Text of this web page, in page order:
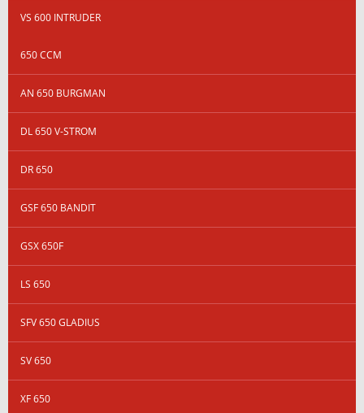
VS 600 INTRUDER
650 CCM
AN 650 BURGMAN
DL 650 V-STROM
DR 650
GSF 650 BANDIT
GSX 650F
LS 650
SFV 650 GLADIUS
SV 650
XF 650